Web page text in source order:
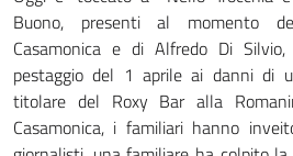
Buono, presenti al momento
Casamonica e di Alfredo Di
pestaggio del 1 aprile ai danni di
titolare del Roxy Bar alla
Casamonica, i familiari hanno